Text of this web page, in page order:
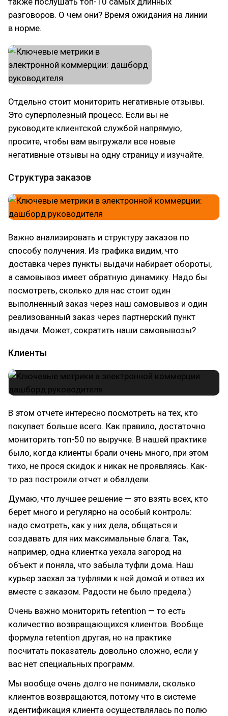
разговоров. О чем они? Время ожидания на линии
в норме.
Отдельно стоит мониторить негативные отзывы.
Это суперполезный процесс. Если вы не
руководите клиентской службой напрямую,
просите, чтобы вам выгружали все новые
негативные отзывы на одну страницу и изучайте.
Структура заказов
Важно анализировать и структуру заказов по
способу получения. Из графика видим, что
доставка через пункты выдачи набирает обороты,
а самовывоз имеет обратную динамику. Надо бы
посмотреть, сколько для нас стоит один
выполненный заказ через наш самовывоз и один
реализованный заказ через партнерский пункт
выдачи. Может, сократить наши самовывозы?
Клиенты
В этом отчете интересно посмотреть на тех, кто
покупает больше всего. Как правило, достаточно
мониторить топ-50 по выручке. В нашей практике
было, когда клиенты брали очень много, при этом
тихо, не прося скидок и никак не проявляясь. Как-
то раз построили отчет и обалдели.
Думаю, что лучшее решение — это взять всех, кто
берет много и регулярно на особый контроль:
надо смотреть, как у них дела, общаться и
создавать для них максимальные блага. Так,
например, одна клиентка уехала загород на
объект и поняла, что забыла туфли дома. Наш
курьер заехал за туфлями к ней домой и отвез их
вместе с заказом. Радости не было предела:)
Очень важно мониторить retention — то есть
количество возвращающихся клиентов. Вообще
формула retention другая, но на практике
посчитать показатель довольно сложно, если у
вас нет специальных программ.
Мы вообще очень долго не понимали, сколько
клиентов возвращаются, потому что в системе
идентификация клиента осуществлялась по полю